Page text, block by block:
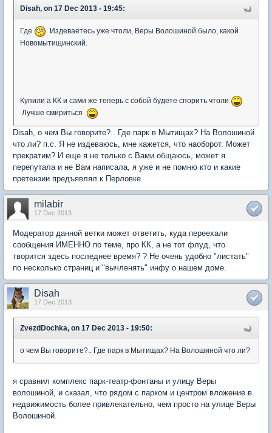
Disah, on 17 Dec 2013 - 19:45:
Где
Издеваетесь уже чтоли, Веры Волошиной было, какой
Новомытищинский.
Купили а КК и сами же теперь с собой будете спорить чтоли
Лучше смириться
Disah, о чем Вы говорите?.. Где парк в Мытищах? На Волошиной
что ли? п.с. Я не издеваюсь, мне кажется, что наоборот. Может
прекратим? И еще я не только с Вами общаюсь, может я
перепутала и не Вам написала, я уже и не помню кто и какие
претензии предъявлял к Перловке.
milabir
17 Dec 2013
Модератор данной ветки может ответить, куда переехали
сообщения ИМЕННО по теме, про КК, а не тот флуд, что
творится здесь последнее время? ? Не очень удобно "листать"
по несколько страниц и "вычленять" инфу о нашем доме.
Disah
17 Dec 2013
ZvezdDochka, on 17 Dec 2013 - 19:50:
о чем Вы говорите?.. Где парк в Мытищах? На Волошиной что ли?
я сравнил комплекс парк-театр-фонтаны и улицу Веры
волошиной, и сказал, что рядом с парком и центром вложение в
недвижимость более привлекательно, чем просто на улице Веры
Волошиной.